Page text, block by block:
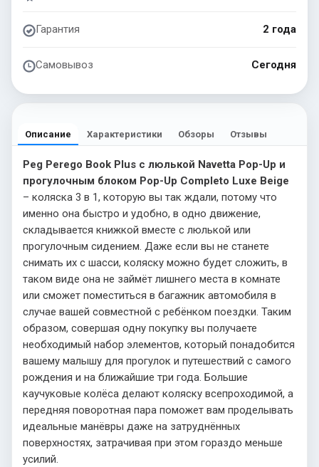
Гарантия 2 года
Самовывоз Сегодня
Описание Характеристики Обзоры Отзывы
Peg Perego Book Plus с люлькой Navetta Pop-Up и
прогулочным блоком Pop-Up Completo Luxe Beige
– коляска 3 в 1, которую вы так ждали, потому что
именно она быстро и удобно, в одно движение,
складывается книжкой вместе с люлькой или
прогулочным сидением. Даже если вы не станете
снимать их с шасси, коляску можно будет сложить, в
таком виде она не займёт лишнего места в комнате
или сможет поместиться в багажник автомобиля в
случае вашей совместной с ребёнком поездки. Таким
образом, совершая одну покупку вы получаете
необходимый набор элементов, который понадобится
вашему малышу для прогулок и путешествий с самого
рождения и на ближайшие три года. Большие
каучуковые колёса делают коляску всепроходимой, а
передняя поворотная пара поможет вам проделывать
идеальные манёвры даже на затруднённых
поверхностях, затрачивая при этом гораздо меньше
усилий.